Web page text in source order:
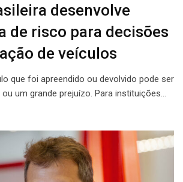
desenvolve
de risco para decisões
de veículos
que foi apreendido ou devolvido pode ser
um grande prejuízo. Para instituições…